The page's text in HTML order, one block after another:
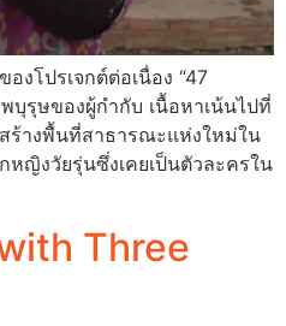
งโปรเจกต์ต่อเนื่อง “47
บุรุษของผู้กำกับ เนื้อหาเน้นไปที่
ร้างพื้นที่สาธารณะแห่งใหม่ใน
ญิงวัยรุ่นซึ่งเคยเป็นตัวละครใน
Three